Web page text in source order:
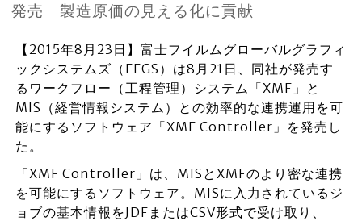
発売 製造原価の見える化に貢献
【2015年8月23日】富士フイルムグローバルグラフィ
ックシステムズ（FFGS）は8月21日、同社が発売す
るワークフロー（工程管理）システム「XMF」と
MIS（経営情報システム）との効率的な連携運用を可
能にするソフトウェア「XMF Controller」を発売し
た。
「XMF Controller」は、MISとXMFのより密な連携
を可能にするソフトウェア。MISに入力されているジ
ョブの基本情報をJDFまたはCSV形式で受け取り、